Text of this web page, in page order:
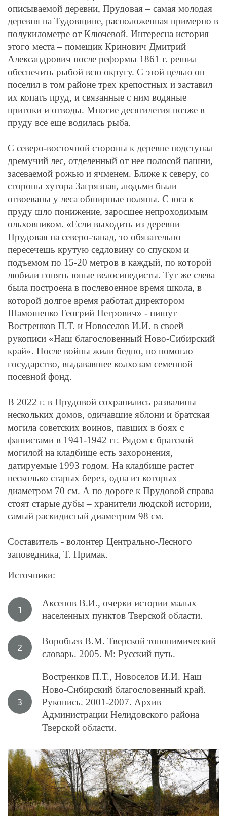
описываемой деревни, Прудовая – самая молодая
деревня на Тудовщине, расположенная примерно в
полукилометре от Ключевой. Интересна история
этого места – помещик Кринович Дмитрий
Александрович после реформы 1861 г. решил
обеспечить рыбой всю округу. С этой целью он
поселил в том районе трех крепостных и заставил
их копать пруд, и связанные с ним водяные
притоки и отводы. Многие десятилетия позже в
пруду все еще водилась рыба.
С северо-восточной стороны к деревне подступал
дремучий лес, отделенный от нее полосой пашни,
засеваемой рожью и ячменем. Ближе к северу, со
стороны хутора Загрязная, людьми были
отвоеваны у леса обширные поляны. С юга к
пруду шло понижение, заросшее непроходимым
ольховником. «Если выходить из деревни
Прудовая на северо-запад, то обязательно
пересечешь крутую седловину со спуском и
подъемом по 15-20 метров в каждый, по которой
любили гонять юные велосипедисты. Тут же слева
была построена в послевоенное время школа, в
которой долгое время работал директором
Шамошенко Геогрий Петрович» - пишут
Востренков П.Т. и Новоселов И.И. в своей
рукописи «Наш благословенный Ново-Сибирский
край». После войны жили бедно, но помогло
государство, выдававшее колхозам семенной
посевной фонд.
В 2022 г. в Прудовой сохранились развалины
нескольких домов, одичавшие яблони и братская
могила советских воинов, павших в боях с
фашистами в 1941-1942 гг. Рядом с братской
могилой на кладбище есть захоронения,
датируемые 1993 годом. На кладбище растет
несколько старых берез, одна из которых
диаметром 70 см. А по дороге к Прудовой справа
стоят старые дубы – хранители людской истории,
самый раскидистый диаметром 98 см.
Составитель - волонтер Центрально-Лесного
заповедника, Т. Примак.
Источники:
Аксенов В.И., очерки истории малых
населенных пунктов Тверской области.
Воробьев В.М. Тверской топонимический
словарь. 2005. М: Русский путь.
Востренков П.Т., Новоселов И.И. Наш
Ново-Сибирский благословенный край.
Рукопись. 2001-2007. Архив
Администрации Нелидовского района
Тверской области.